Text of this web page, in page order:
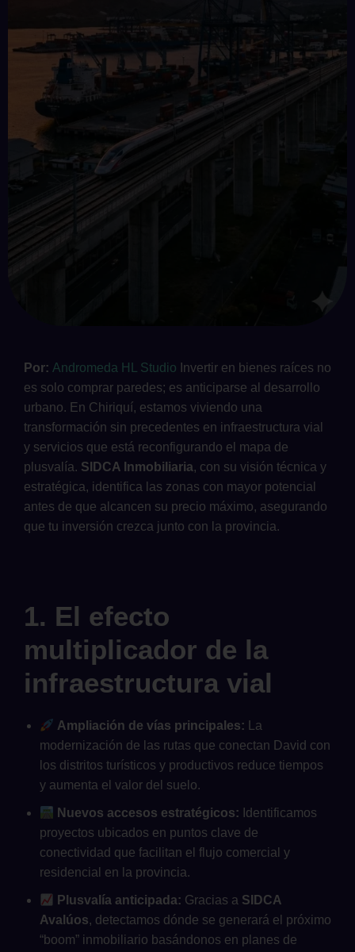
Por: Andromeda HL Studio Invertir en bienes raíces no
es solo comprar paredes; es anticiparse al desarrollo
urbano. En Chiriquí, estamos viviendo una
transformación sin precedentes en infraestructura vial
y servicios que está reconfigurando el mapa de
plusvalía. SIDCA Inmobiliaria, con su visión técnica y
estratégica, identifica las zonas con mayor potencial
antes de que alcancen su precio máximo, asegurando
que tu inversión crezca junto con la provincia.
1. El efecto
multiplicador de la
infraestructura vial
Ampliación de vías principales: La
modernización de las rutas que conectan David con
los distritos turísticos y productivos reduce tiempos
y aumenta el valor del suelo.
Nuevos accesos estratégicos: Identificamos
proyectos ubicados en puntos clave de
conectividad que facilitan el flujo comercial y
residencial en la provincia.
Plusvalía anticipada: Gracias a SIDCA
Avalúos, detectamos dónde se generará el próximo
“boom” inmobiliario basándonos en planes de